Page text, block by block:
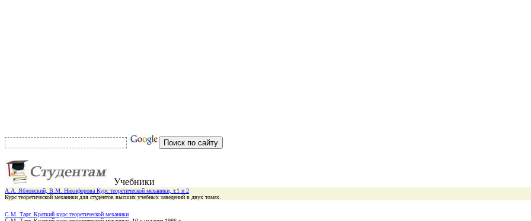
Учебники
А.А. Яблонский, В.М. Никифорова Курс теоретической механики, т.1 и 2
Курс теоретической механики для студентов высших учебных заведений в двух томах.
С.М. Тарг. Краткий курс теоретической механики